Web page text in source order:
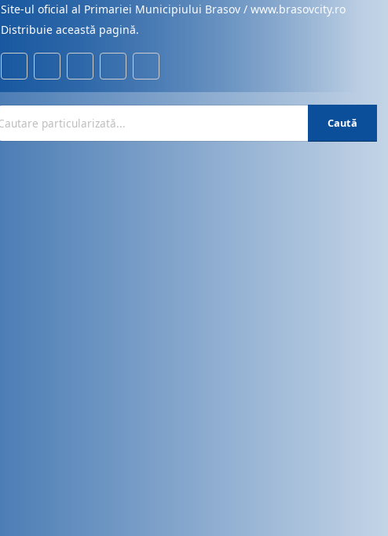
Site-ul oficial al Primariei Municipiului Brasov / www.brasovcity.ro
Distribuie această pagină.
Caută